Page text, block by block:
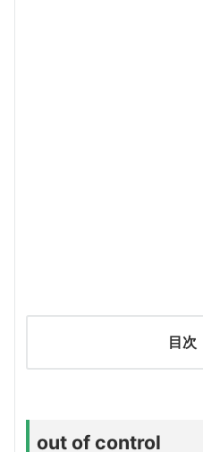
目次
out of control